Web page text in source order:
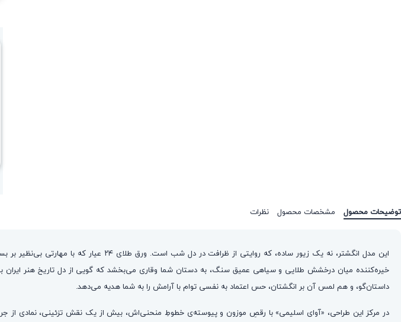
توضیحات محصول مشخصات محصول نظرات
این مدل انگشتر، نه یک زیور ساده، که
خیره‌کننده میان درخشش طلایی و سیاهی عمیق سنگ، به دستان شما وقاری می‌بخشد که گویی از دل تاریخ هنر
داستان‌گو، و هم لمس آن بر انگشتان، حس اعتماد به نفسی توام با آرامش را به شما هدیه می‌دهد.
در مرکز این طراحی، «آوای اسلیمی» با رقصِ موزون و پیوسته‌ی خطوطِ منحنی‌اش، بیش از یک نقش تزئینی، نمادی از